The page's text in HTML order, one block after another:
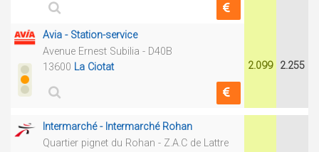
Avia - Station-service
Avenue Ernest Subilia - D40B
13600 La Ciotat 2.099 2.255
Intermarché - Intermarché Rohan
Quartier pignet du Rohan - Z.A.C de Lattre